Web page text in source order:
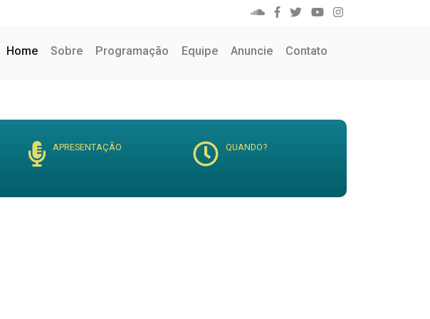
Home(current)
Sobre Programação Equipe Anuncie Contato
APRESENTAÇÃO QUANDO?